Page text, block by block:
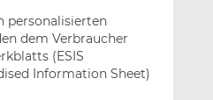
personalisierten
dem Verbraucher
(ESIS
Information Sheet)